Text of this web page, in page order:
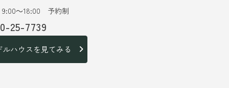
9:00～18:00 予約制
25-7739
ルハウスを見てみる